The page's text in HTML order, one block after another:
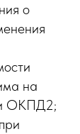
о
на
ОКПД2;